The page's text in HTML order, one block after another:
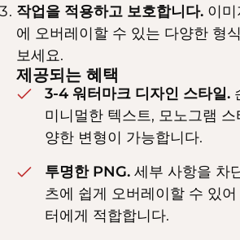
작업을 적용하고 보호합니다. 이미
에 오버레이할 수 있는 다양한 형
보세요.
제공되는 혜택
3-4 워터마크 디자인 스타일.
미니멀한 텍스트, 모노그램
양한 변형이 가능합니다.
투명한 PNG. 세부 사항을 차
츠에 쉽게 오버레이할 수 있
터에게 적합합니다.